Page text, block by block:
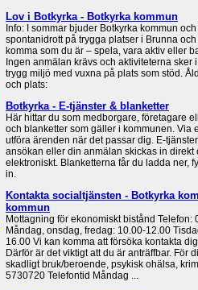
Lov i Botkyrka - Botkyrka kommun
Info: I sommar bjuder Botkyrka kommun
spontanidrott på trygga platser i Brunna
komma som du är – spela, vara aktiv eller
Ingen anmälan krävs och aktiviteterna sker
trygg miljö med vuxna på plats som stöd.
och plats:
Botkyrka - E-tjänster & blanketter
Här hittar du som medborgare, företagare
och blanketter som gäller i kommunen. Via
utföra ärenden när det passar dig. E-
ansökan eller din anmälan skickas in direkt
elektroniskt. Blanketterna får du ladda ner,
in.
Kontakta socialtjänsten - Botkyrka
kommun
Mottagning för ekonomiskt bistånd Telefon:
Måndag, onsdag, fredag: 10.00-12.00
16.00 Vi kan komma att försöka kontakta
Därför är det viktigt att du är anträffbar. För
skadligt bruk/beroende, psykisk ohälsa,
5730720 Telefontid Måndag ...